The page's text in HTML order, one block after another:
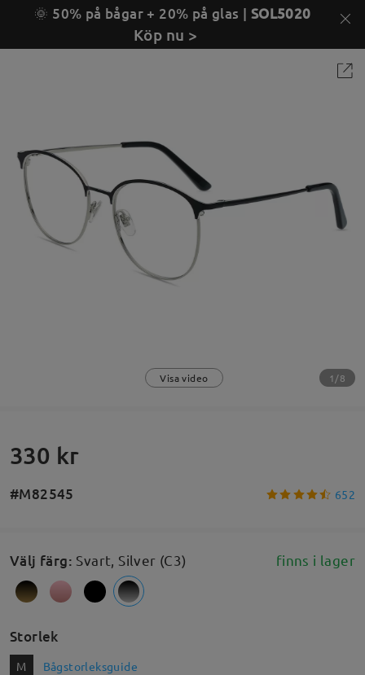
🌞 50% på bågar + 20% på glas | SOL5020
Köp nu >
Visa video 1/8
330 kr
#M82545 652
Välj färg: Svart, Silver (C3) finns i lager
Storlek
M Bågstorleksguide